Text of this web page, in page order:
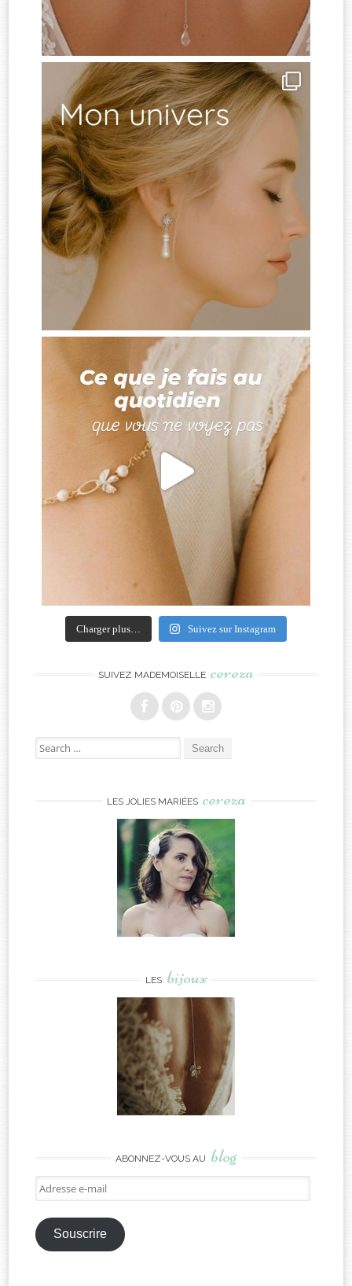
Charger plus… Suivez sur Instagram
SUIVEZ MADEMOISELLE cereza
Search
for:
LES JOLIES MARIÉES cereza
LES bijoux
ABONNEZ-VOUS AU blog
Adresse
e-
mail
Souscrire